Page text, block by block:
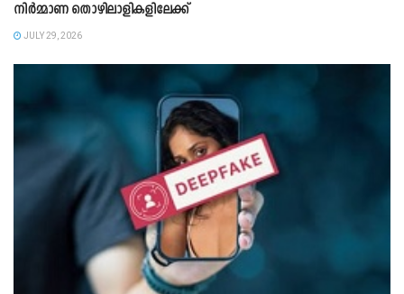
നിർമ്മാണ തൊഴിലാളികളിലേക്ക്
JULY 29, 2026